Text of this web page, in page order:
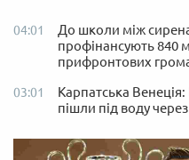
04:01
До школи між
профінансують 840
прифронтових
03:01
Карпатська
пішли під воду